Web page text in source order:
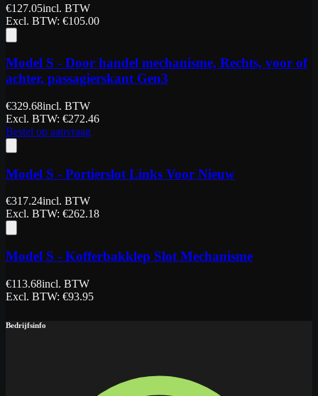
€127.05incl. BTW
Excl. BTW: €105.00
Model S - Door handel mechanisme, Rechts, voor of
achter, passagierskant Gen3
€329.68incl. BTW
Excl. BTW: €272.46
Bestel op aanvraag
Model S - Portierslot Links Voor Nieuw
€317.24incl. BTW
Excl. BTW: €262.18
Model S - Kofferbakklep Slot Mechanisme
€113.68incl. BTW
Excl. BTW: €93.95
Bedrijfsinfo